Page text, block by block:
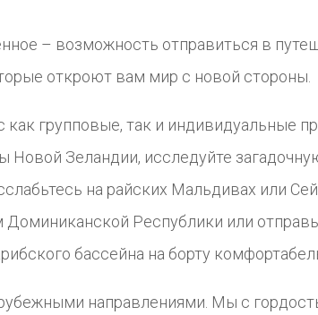
– возможность отправиться в
откроют вам мир с новой стороны.
групповые, так и индивидуальные
Зеландии, исследуйте
на райских Мальдивах или
Доминиканской Республики или
бассейна на борту
направлениями. Мы с